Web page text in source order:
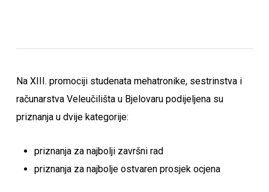
Na XIII. promociji studenata mehatronike, sestrinstva i
računarstva Veleučilišta u Bjelovaru podijeljena su
priznanja u dvije kategorije:
priznanja za najbolji završni rad
priznanja za najbolje ostvaren prosjek ocjena